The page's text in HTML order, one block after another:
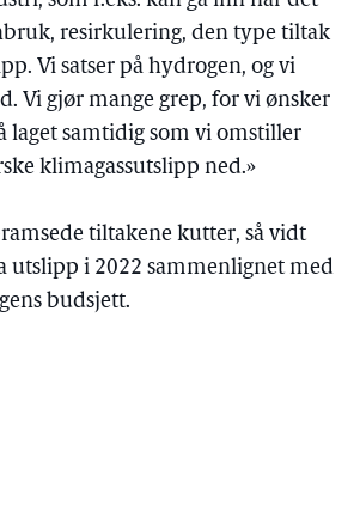
resirkulering, den type tiltak
Vi satser på hydrogen, og vi
Vi gjør mange grep, for vi ønsker
laget samtidig som vi omstiller
klimagassutslipp ned.»
tiltakene kutter, så vidt
utslipp i 2022 sammenlignet med
budsjett.